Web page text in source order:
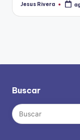
Publicado
Jesus Rivera
de
entradas
Buscar